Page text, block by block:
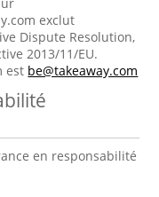
exclut
Dispute Resolution,
2013/11/EU.
est be@takeaway.com
en responsabilité